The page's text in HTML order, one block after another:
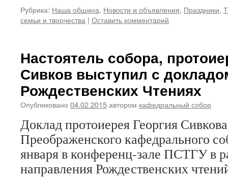
Рубрика: Наша община, Новости и объявления, Праздники,
семьи и творчества | Оставить комментарий
Настоятель собора,
Сивков выступил с
Рождественских Чтениях
Опубликовано 04.02.2015автором кафедральный собор
Доклад протоиерея Георгия
Преображенского кафедрального
января в конференц-зале ПСТГУ в
направления Рождественских